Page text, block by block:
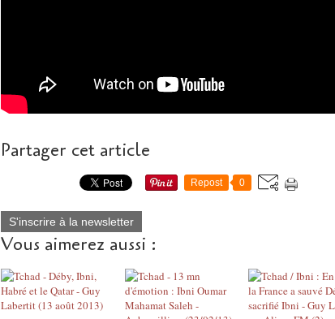
Partager cet article
Repost 0
S'inscrire à la newsletter
Vous aimerez aussi :